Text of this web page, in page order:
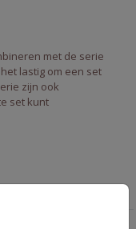
met de serie
lastig om een set
zijn ook
set kunt